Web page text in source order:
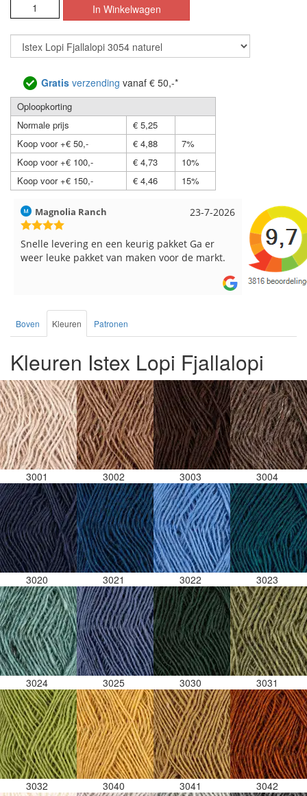
Gratis verzending vanaf € 50,-*
Oploopkorting
Normale prijs
€ 5,25
Koop voor +€ 50,-
€ 4,88
7%
Koop voor +€ 100,-
€ 4,73
10%
Koop voor +€ 150,-
€ 4,46 15%
23-7-2026
Magnolia Ranch
Snelle levering en een keurig pakket Ga er
weer leuke pakket van maken voor de markt.
Hilde uit
Reeds
de service.
Boven Kleuren Patronen
Kleuren Istex Lopi Fjallalopi
3001 3002 3003 3004
3020 3021 3022 3023
3024 3025 3030 3031
3032 3040 3041 3042